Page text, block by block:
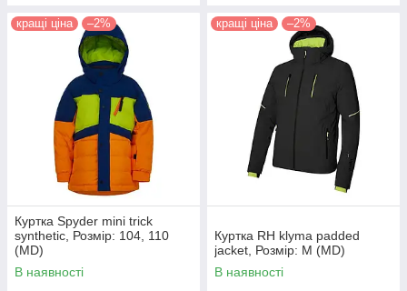
кращі ціна –2%
Куртка Spyder mini trick
synthetic, Розмір: 104, 110
(MD)
В наявності
кращі ціна –2%
Куртка RH klyma padded
jacket, Розмір: M (MD)
В наявності